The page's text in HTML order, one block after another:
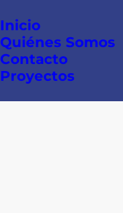
Inicio
Quiénes Somos
Contacto
Proyectos